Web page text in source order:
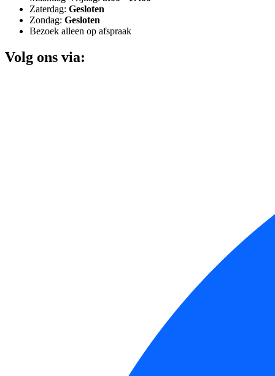
Zaterdag: Gesloten
Zondag: Gesloten
Bezoek alleen op afspraak
Volg ons via: